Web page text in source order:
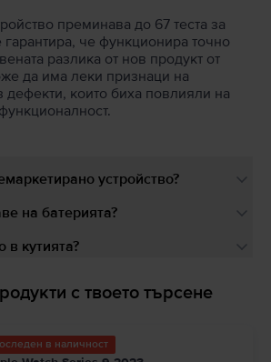
преминава до 67 теста за
гарантира, че функционира точно
разлика от нов продукт от
да има леки признаци на
дефекти, които биха повлияли на
устройство?
на батерията?
кутията?
с твоето търсене
в наличност